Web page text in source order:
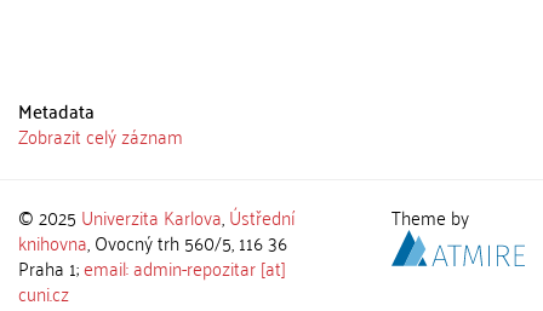
Metadata
Zobrazit celý záznam
© 2025 Univerzita Karlova,Ústřední
knihovna, Ovocný trh 560/5, 116 36
Praha 1;email: admin-repozitar [at]
cuni.cz
Theme by